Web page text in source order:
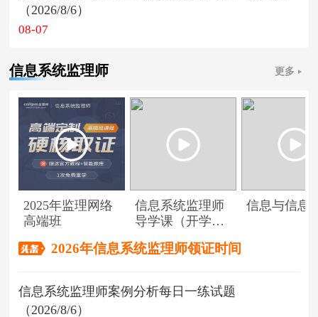
（2026/8/6）
08-07
信息系统监理师 更多
2025年监理网络
高端班
信息系统监理师
导学课（开学典
信息与信息
2026年信息系统监理师领证时间
信息系统监理师案例分析每日一练试题
（2026/8/6）